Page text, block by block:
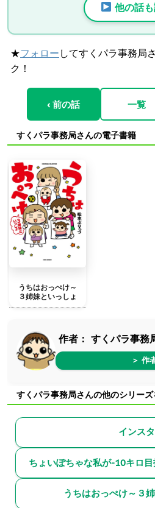
他の話
★フォロー してすくパラ事務局
ク！
‹ 前の話 一覧
すくパラ事務局さんの電子書籍
うちはおっぺけ～
３姉妹といっしょ
作者： すくパラ事務
＞ 作
すくパラ事務局さんの他のシリー
インスタ
ちょいぽちゃな私が-10キロ
うちはおっぺけ～３